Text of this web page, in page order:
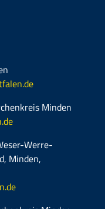
Minden
Werre-
Minden,